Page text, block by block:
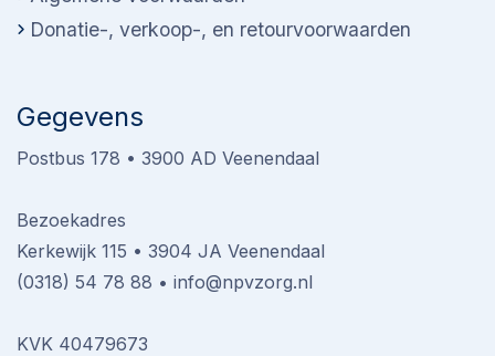
Donatie-, verkoop-, en retourvoorwaarden
Gegevens
Postbus 178 • 3900 AD Veenendaal
Bezoekadres
Kerkewijk 115 • 3904 JA Veenendaal
(0318) 54 78 88 • info@npvzorg.nl
KVK 40479673